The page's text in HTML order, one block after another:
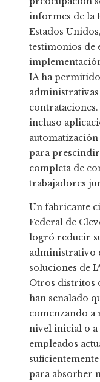
informes de la
Estados
testimonios de
IA ha
contrataciones.
incluso
para
completa de
trabajadores
Un fabricante
Federal de
logró reducir
administrativo
soluciones de
Otros distritos
han señalado
comenzando a
nivel inicial o a
empleados
para absorber